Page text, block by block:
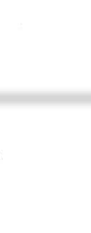
Precio
$1.416.100